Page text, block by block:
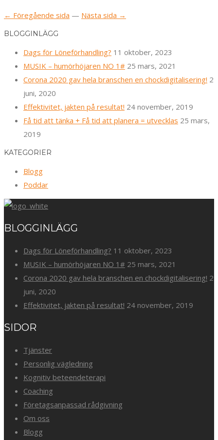
← Föregående sida — Nästa sida →
BLOGGINLÄGG
Dags för Löneförhandling? 11 oktober, 2023
MUSIK – humörhöjaren NO 1# 25 mars, 2021
Corona 2020 gav hela branschen en chockdigitalisering! 2
juni, 2020
Effektivitet, jakten på resultat! 24 november, 2019
Få tid att tänka + Få tid att planera = utvecklas 25 mars,
2019
KATEGORIER
Blogg
Poddar
BLOGGINLÄGG
Dags för Löneförhandling? 11 oktober, 2023
MUSIK – humörhöjaren NO 1# 25 mars, 2021
Corona 2020 gav hela branschen en chockdigitalisering! 2
juni, 2020
Effektivitet, jakten på resultat! 24 november, 2019
SIDOR
Tjänster
Personlig vägledning
Kognitiv beteendeterapi
Coaching
Företagsanpassad rådgivning
Om oss
Blogg